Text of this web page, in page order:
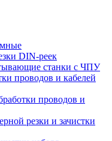
DIN-реек
станки с ЧПУ
проводов и кабелей
проводов и
резки и зачистки